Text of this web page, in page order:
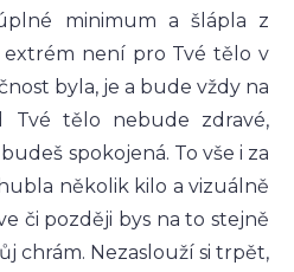
minimum a šlápla z
extrém není pro Tvé tělo v
byla, je a bude vždy na
Tvé tělo nebude zdravé,
spokojená. To vše i za
několik kilo a vizuálně
či později bys na to stejně
chrám. Nezaslouží si trpět,